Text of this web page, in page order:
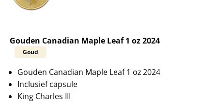
Gouden Canadian Maple Leaf 1 oz 2024
Goud
Gouden Canadian Maple Leaf 1 oz 2024
Inclusief capsule
King Charles III